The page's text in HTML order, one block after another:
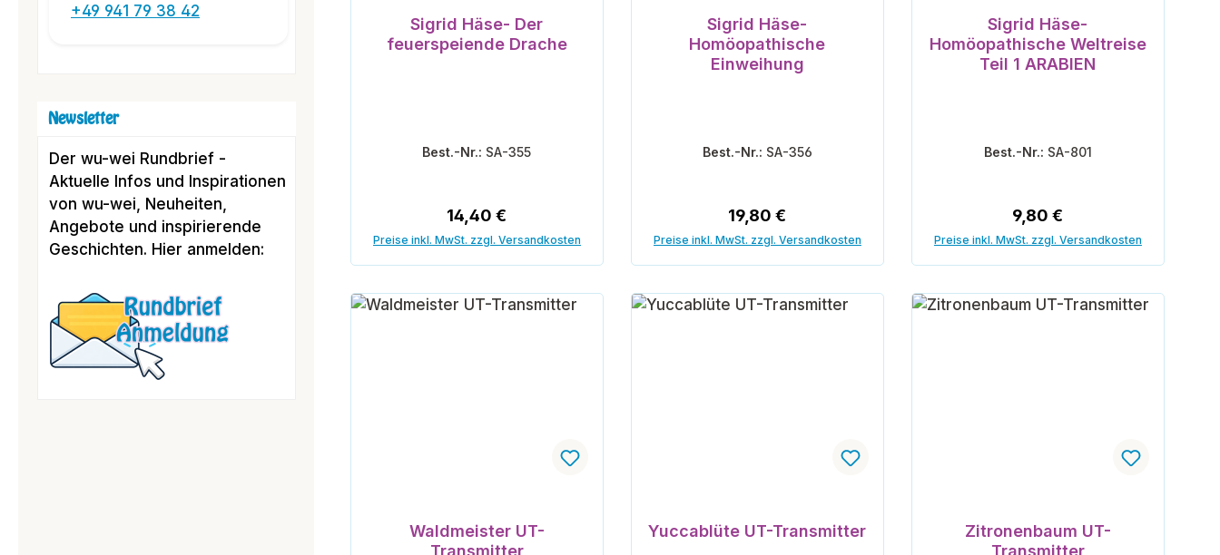
+49 941 79 38 42
Newsletter
Der wu-wei Rundbrief -
Aktuelle Infos und Inspirationen
von wu-wei, Neuheiten,
Angebote und inspirierende
Geschichten. Hier anmelden:
Sigrid Häse- Der
feuerspeiende Drache
Best.-Nr.: SA-355
Regulärer Preis:
14,40 €
Preise inkl. MwSt. zzgl. Versandkosten
Sigrid Häse-
Homöopathische
Einweihung
Best.-Nr.: SA-356
Regulärer Preis:
19,80 €
Preise inkl. MwSt. zzgl. Versandkosten
Sigrid Häse-
Homöopathische Weltreise
Teil 1 ARABIEN
Best.-Nr.: SA-801
Regulärer Preis:
9,80 €
Preise inkl. MwSt. zzgl. Versandkosten
Waldmeister UT-
Transmitter
Yuccablüte UT-Transmitter
Zitronenbaum UT-
Transmitter